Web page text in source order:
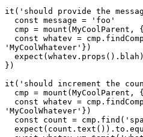
it('should provide the
'MyCoolWhatever'})
})
it('should increment the
'MyCoolWhatever'})